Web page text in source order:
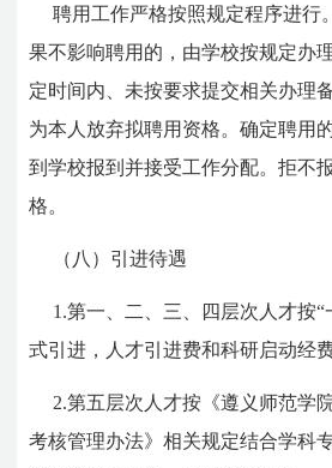
聘用工作严格按照规定程序进行
果不影响聘用的，由学校按规定办
定时间内、未按要求提交相关办理
为本人放弃拟聘用资格。确定聘用
到学校报到并接受工作分配。拒不
格。
（八）引进待遇
1.第一、二、三、四层次人才按
式引进，人才引进费和科研启动经费
2.第五层次人才按《遵义师范学
考核管理办法》相关规定结合学科